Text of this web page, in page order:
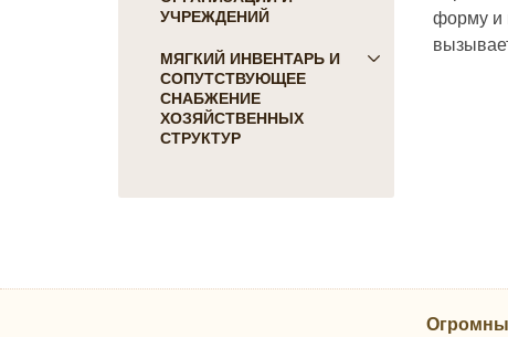
УЧРЕЖДЕНИЙ
ПОДАРКИ ДЛЯ КОГО:
Женщинам
Коллегам
Мужчинам
День Победы
МЯГКИЙ ИНВЕНТАРЬ И
СОПУТСТВУЮЩЕЕ
СНАБЖЕНИЕ
ХОЗЯЙСТВЕННЫХ
СТРУКТУР
форму и